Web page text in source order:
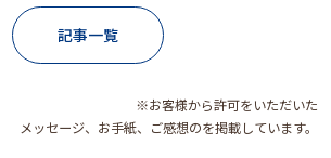
記事一覧
※お客様から許可をいただいた
メッセージ、お手紙、ご感想のを掲載しています。